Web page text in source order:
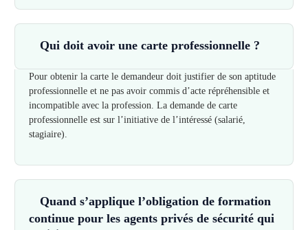
Qui doit avoir une carte professionnelle ?
Pour obtenir la carte le demandeur doit justifier de son aptitude
professionnelle et ne pas avoir commis d’acte répréhensible et
incompatible avec la profession. La demande de carte
professionnelle est sur l’initiative de l’intéressé (salarié,
stagiaire).
Quand s’applique l’obligation de formation
continue pour les agents privés de sécurité qui